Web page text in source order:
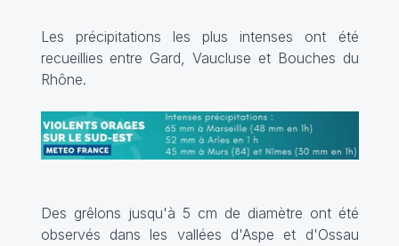
Les précipitations les plus intenses ont été
recueillies entre Gard, Vaucluse et Bouches du
Rhône.
Des grêlons jusqu'à 5 cm de diamètre ont été
observés dans les vallées d'Aspe et d'Ossau